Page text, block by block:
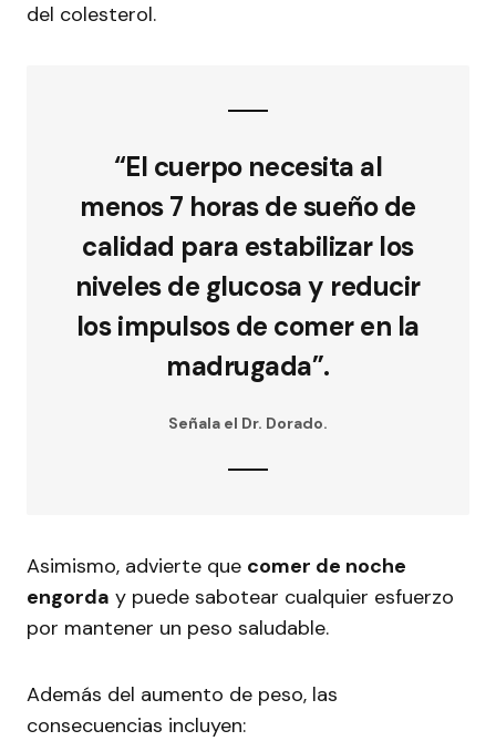
del colesterol.
“El cuerpo necesita al
menos 7 horas de sueño de
calidad para estabilizar los
niveles de glucosa y reducir
los impulsos de comer en la
madrugada”.
Señala el Dr. Dorado.
Asimismo, advierte que comer de noche
engorda y puede sabotear cualquier esfuerzo
por mantener un peso saludable.
Además del aumento de peso, las
consecuencias incluyen: